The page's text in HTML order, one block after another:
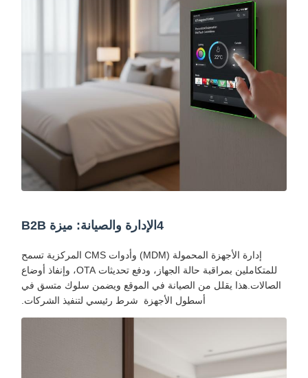
4الإدارة والصيانة: ميزة B2B
إدارة الأجهزة المحمولة (MDM) وأدوات CMS المركزية تسمح
للمتكاملين بمراقبة حالة الجهاز، ودفع تحديثات OTA، وإنفاذ أوضاع
الصالات.هذا يقلل من الصيانة في الموقع ويضمن سلوك متسق في
أسطول الأجهزة ‬ شرط رئيسي لتنفيذ الشركات.